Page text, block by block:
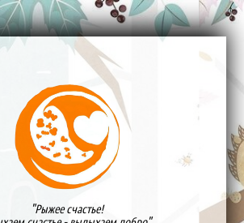
"Рыжее счастье!